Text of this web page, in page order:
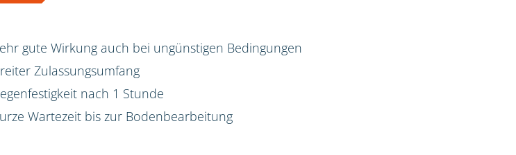
gute Wirkung auch bei ungünstigen Bedingungen
Zulassungsumfang
nach 1 Stunde
Wartezeit bis zur Bodenbearbeitung